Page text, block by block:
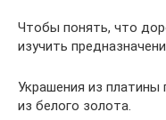
Чтобы понять, что
изучить
Украшения из
из белого золота.